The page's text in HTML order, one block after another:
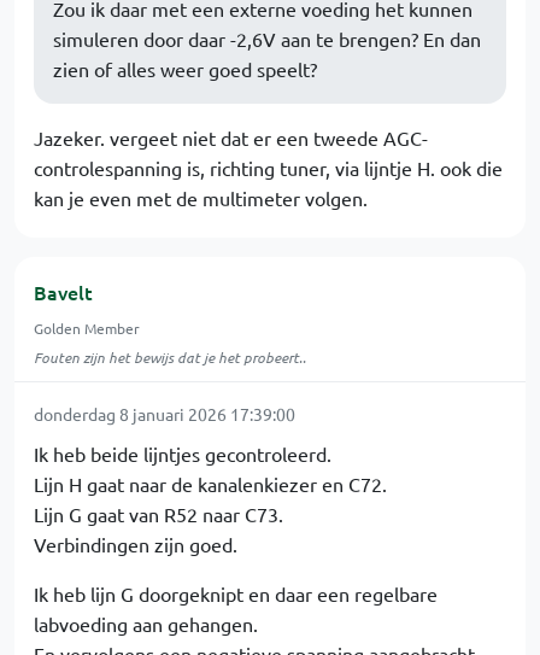
Zou ik daar met een externe voeding het kunnen
simuleren door daar -2,6V aan te brengen? En dan
zien of alles weer goed speelt?
Jazeker. vergeet niet dat er een tweede AGC-
controlespanning is, richting tuner, via lijntje H. ook die
kan je even met de multimeter volgen.
Bavelt
Golden Member
Fouten zijn het bewijs dat je het probeert..
donderdag 8 januari 2026 17:39:00
Ik heb beide lijntjes gecontroleerd.
Lijn H gaat naar de kanalenkiezer en C72.
Lijn G gaat van R52 naar C73.
Verbindingen zijn goed.
Ik heb lijn G doorgeknipt en daar een regelbare
labvoeding aan gehangen.